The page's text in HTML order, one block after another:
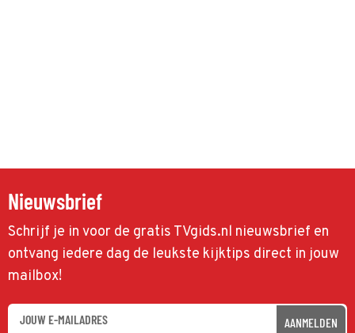
Nieuwsbrief
Schrijf je in voor de gratis TVgids.nl nieuwsbrief en
ontvang iedere dag de leukste kijktips direct in jouw
mailbox!
AANMELDEN